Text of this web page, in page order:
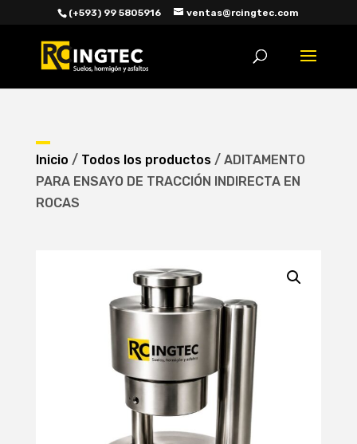
(+593) 99 5805916 ventas@rcingtec.com
Inicio / Todos los productos/ ADITAMENTO
PARA ENSAYO DE TRACCIÓN INDIRECTA EN
ROCAS